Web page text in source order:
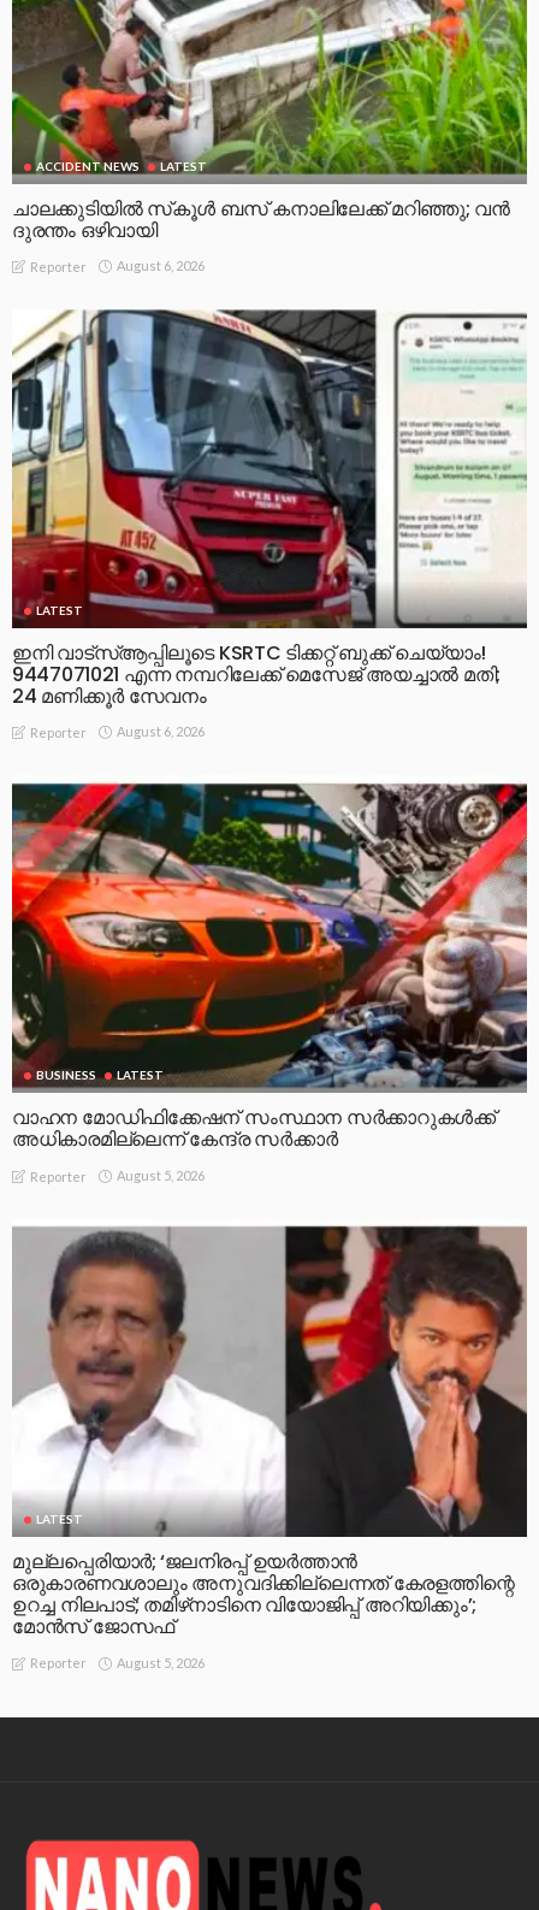
ACCIDENT NEWS LATEST
ചാലക്കുടിയിൽ സ്‌കൂൾ ബസ് കനാലിലേക്ക് മറിഞ്ഞു; വൻ
ദുരന്തം ഒഴിവായി
Reporter August 6, 2026
LATEST
ഇനി വാട്‌സ്ആപ്പിലൂടെ KSRTC ടിക്കറ്റ് ബുക്ക് ചെയ്യാം!
9447071021 എന്ന നമ്പറിലേക്ക് മെസേജ് അയച്ചാൽ മതി;
24 മണിക്കൂർ സേവനം
Reporter August 6, 2026
BUSINESS LATEST
വാഹന മോഡിഫിക്കേഷന് സംസ്ഥാന സർക്കാറുകൾക്ക്
അധികാരമില്ലെന്ന് കേന്ദ്ര സർക്കാർ
Reporter August 5, 2026
LATEST
മുല്ലപ്പെരിയാര്‍; ‘ജലനിരപ്പ് ഉയര്‍ത്താന്‍
ഒരുകാരണവശാലും അനുവദിക്കില്ലെന്നത് കേരളത്തിന്റെ
ഉറച്ച നിലപാട്; തമിഴ്‌നാടിനെ വിയോജിപ്പ് അറിയിക്കും’;
മോന്‍സ് ജോസഫ്
Reporter August 5, 2026